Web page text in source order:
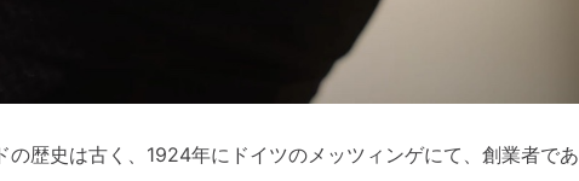
の歴史は古く、1924年に ドイツのメッツィンゲにて、創業者であ